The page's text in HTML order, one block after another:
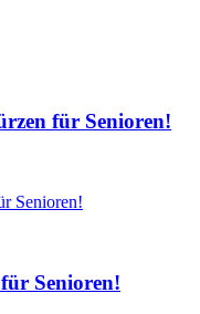
für Senioren!
Senioren!